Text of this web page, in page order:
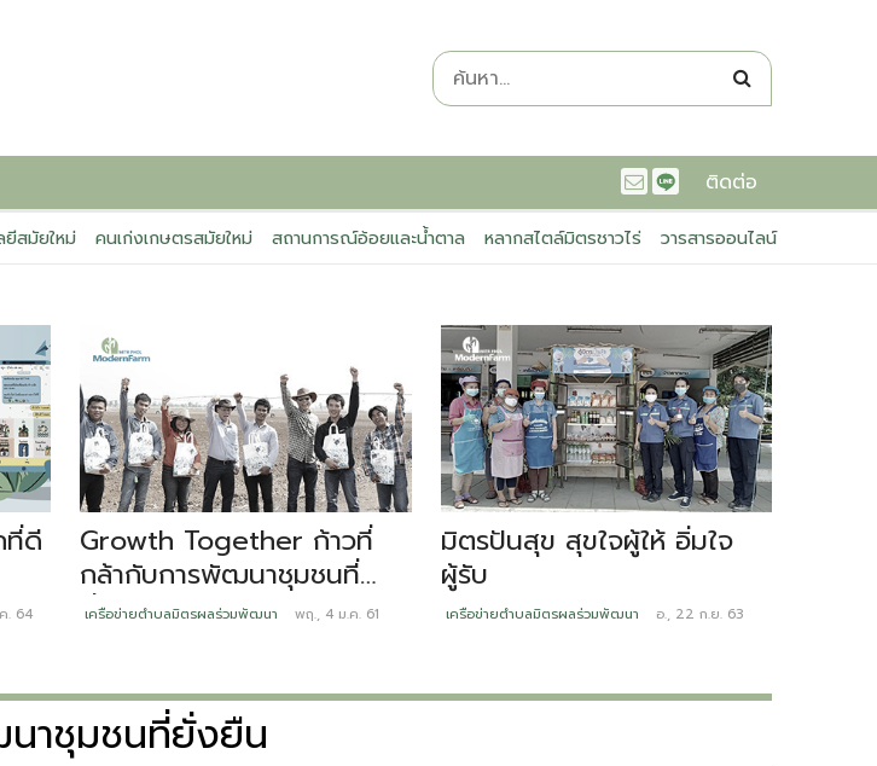
ติดต่อ
ยีสมัยใหม่ คนเก่งเกษตรสมัยใหม่ สถานการณ์อ้อยและน้ำตาล หลากสไตล์มิตรชาวไร่ วารสารออนไลน์
ที่ดี
. 64
Growth Together ก้าวที่
กล้ากับการพัฒนาชุมชนที่
ยั่งยืน
เครือข่ายตำบลมิตรผลร่วมพัฒนา พฤ., 4 ม.ค. 61
มิตรปันสุข สุขใจผู้ให้ อิ่มใจ
ผู้รับ
เครือข่ายตำบลมิตรผลร่วมพัฒนา อ., 22 ก.ย. 63
าชุมชนที่ยั่งยืน